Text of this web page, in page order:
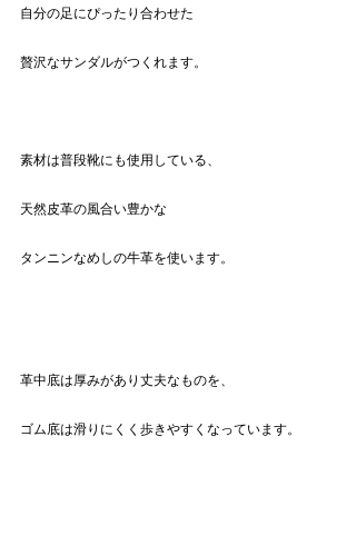
自分の足にぴったり合わせた
贅沢なサンダルがつくれます。
素材は普段靴にも使用している、
天然皮革の風合い豊かな
タンニンなめしの牛革を使います。
革中底は厚みがあり丈夫なものを、
ゴム底は滑りにくく歩きやすくなっています。